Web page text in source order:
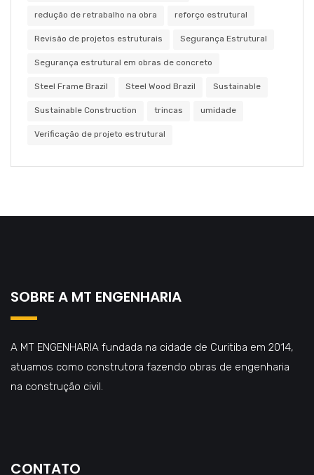
redução de retrabalho na obra reforço estrutural
Revisão de projetos estruturais Segurança Estrutural
Segurança estrutural em obras de concreto
Steel Frame Brazil Steel Wood Brazil Sustainable
Sustainable Construction trincas umidade
Verificação de projeto estrutural
SOBRE A MT ENGENHARIA
A MT ENGENHARIA fundada na cidade de Curitiba em 2014,
atuamos como construtora fazendo obras de engenharia
na construção civil.
CONTATO